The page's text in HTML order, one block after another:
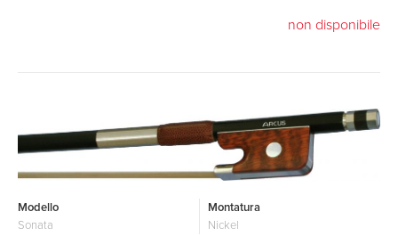
non disponibile
Modello
Sonata
Montatura
Nickel